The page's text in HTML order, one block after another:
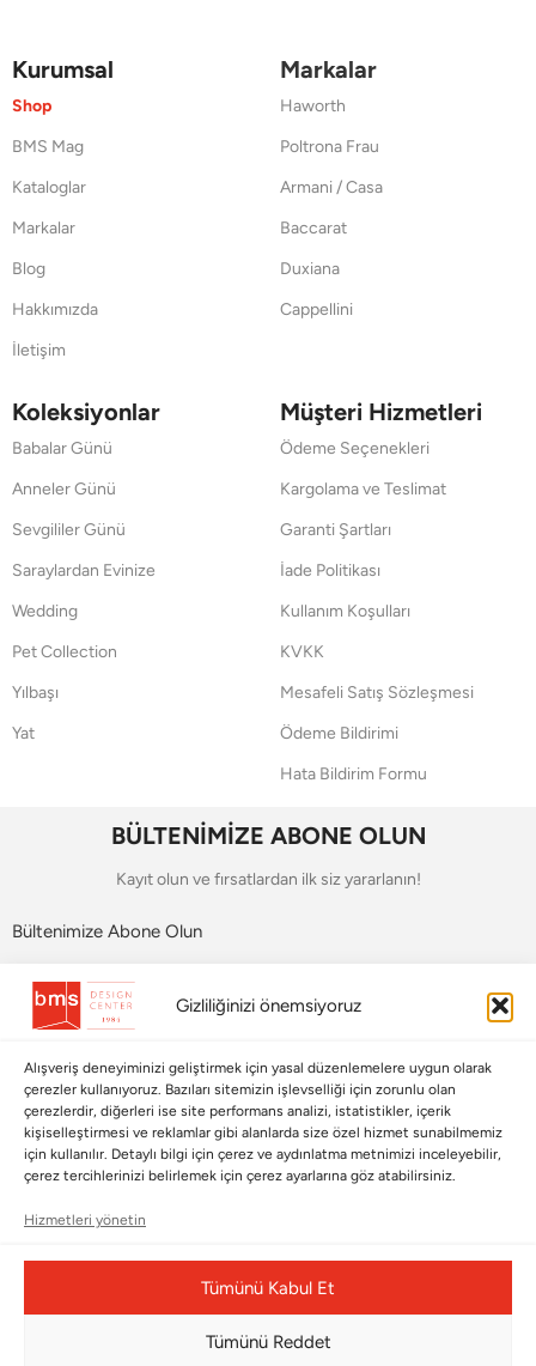
Gizliliğinizi önemsiyoruz
Alışveriş deneyiminizi geliştirmek için yasal düzenlemelere uygun olarak
çerezler kullanıyoruz. Bazıları sitemizin işlevselliği için zorunlu olan
çerezlerdir, diğerleri ise site performans analizi, istatistikler, içerik
kişiselleştirmesi ve reklamlar gibi alanlarda size özel hizmet sunabilmemiz
için kullanılır. Detaylı bilgi için çerez ve aydınlatma metnimizi inceleyebilir,
çerez tercihlerinizi belirlemek için çerez ayarlarına göz atabilirsiniz.
Hizmetleri yönetin
Tümünü Kabul Et
Tümünü Reddet
Kurumsal
Shop
BMS Mag
Kataloglar
Markalar
Blog
Hakkımızda
İletişim
Markalar
Haworth
Poltrona Frau
Armani / Casa
Baccarat
Duxiana
Cappellini
Koleksiyonlar
Babalar Günü
Anneler Günü
Sevgililer Günü
Saraylardan Evinize
Wedding
Pet Collection
Yılbaşı
Yat
Müşteri Hizmetleri
Ödeme Seçenekleri
Kargolama ve Teslimat
Garanti Şartları
İade Politikası
Kullanım Koşulları
KVKK
Mesafeli Satış Sözleşmesi
Ödeme Bildirimi
Hata Bildirim Formu
BÜLTENİMİZE ABONE OLUN
Kayıt olun ve fırsatlardan ilk siz yararlanın!
Bültenimize Abone Olun